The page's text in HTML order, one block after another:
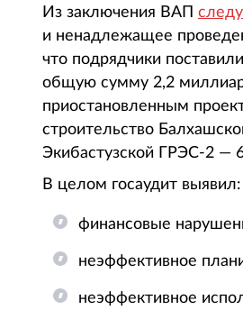
Из заключения ВАП
и ненадлежащее
что подрядчики
общую сумму 2,2
приостановленным
строительство
Экибастузской ГРЭС-2 —
В целом госаудит выявил:
финансовые
неэффективное
неэффективное